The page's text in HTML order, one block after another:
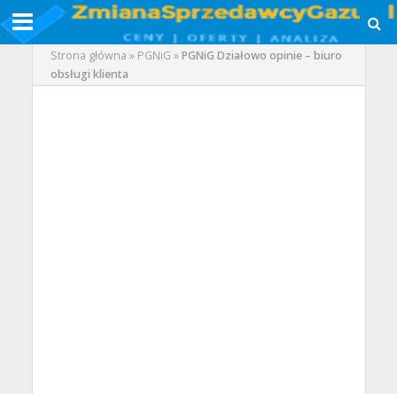
Strona główna » PGNiG »PGNiG Działowo opinie – biuro
obsługi klienta